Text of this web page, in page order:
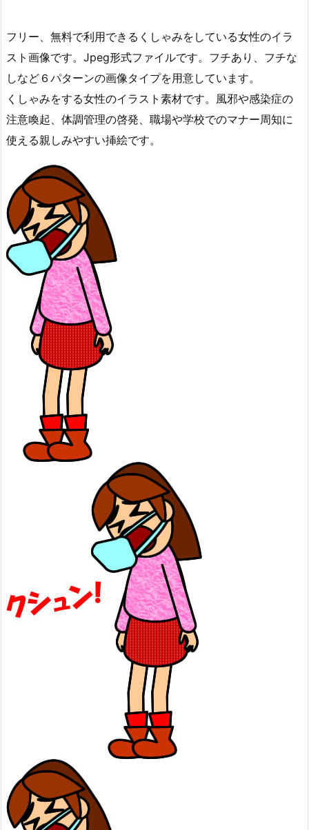
フリー、無料で利用できるくしゃみをしている女性のイラ
スト画像です。Jpeg形式ファイルです。フチあり、フチな
しなど６パターンの画像タイプを用意しています。
くしゃみをする女性のイラスト素材です。風邪や感染症の
注意喚起、体調管理の啓発、職場や学校でのマナー周知に
使える親しみやすい挿絵です。